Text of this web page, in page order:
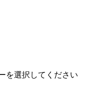
を選択してください